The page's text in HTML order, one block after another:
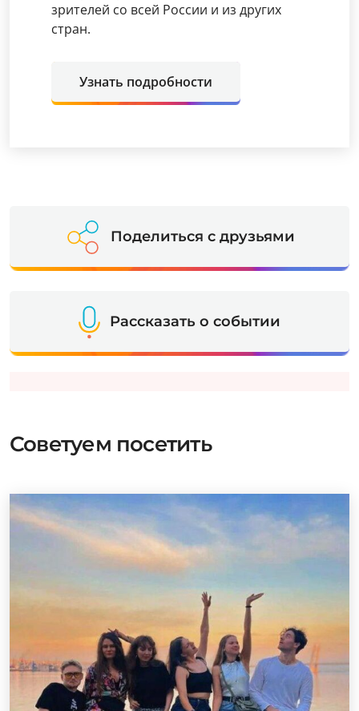
зрителей со всей России и из других
стран.
Узнать подробности
Поделиться с друзьями
Рассказать о событии
Советуем посетить